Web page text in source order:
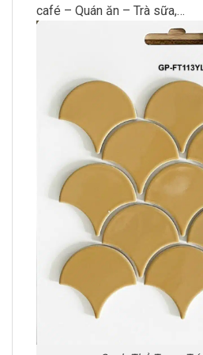
café – Quán ăn – Trà sữa,…